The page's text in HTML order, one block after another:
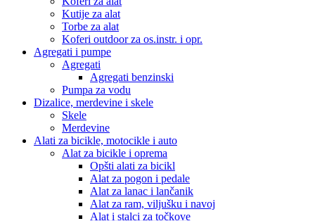
Kutije za alat
Torbe za alat
Koferi outdoor za os.instr. i opr.
Agregati i pumpe
Agregati
Agregati benzinski
Pumpa za vodu
Dizalice, merdevine i skele
Skele
Merdevine
Alati za bicikle, motocikle i auto
Alat za bicikle i oprema
Opšti alati za bicikl
Alat za pogon i pedale
Alat za lanac i lančanik
Alat za ram, viljušku i navoj
Alat i stalci za točkove